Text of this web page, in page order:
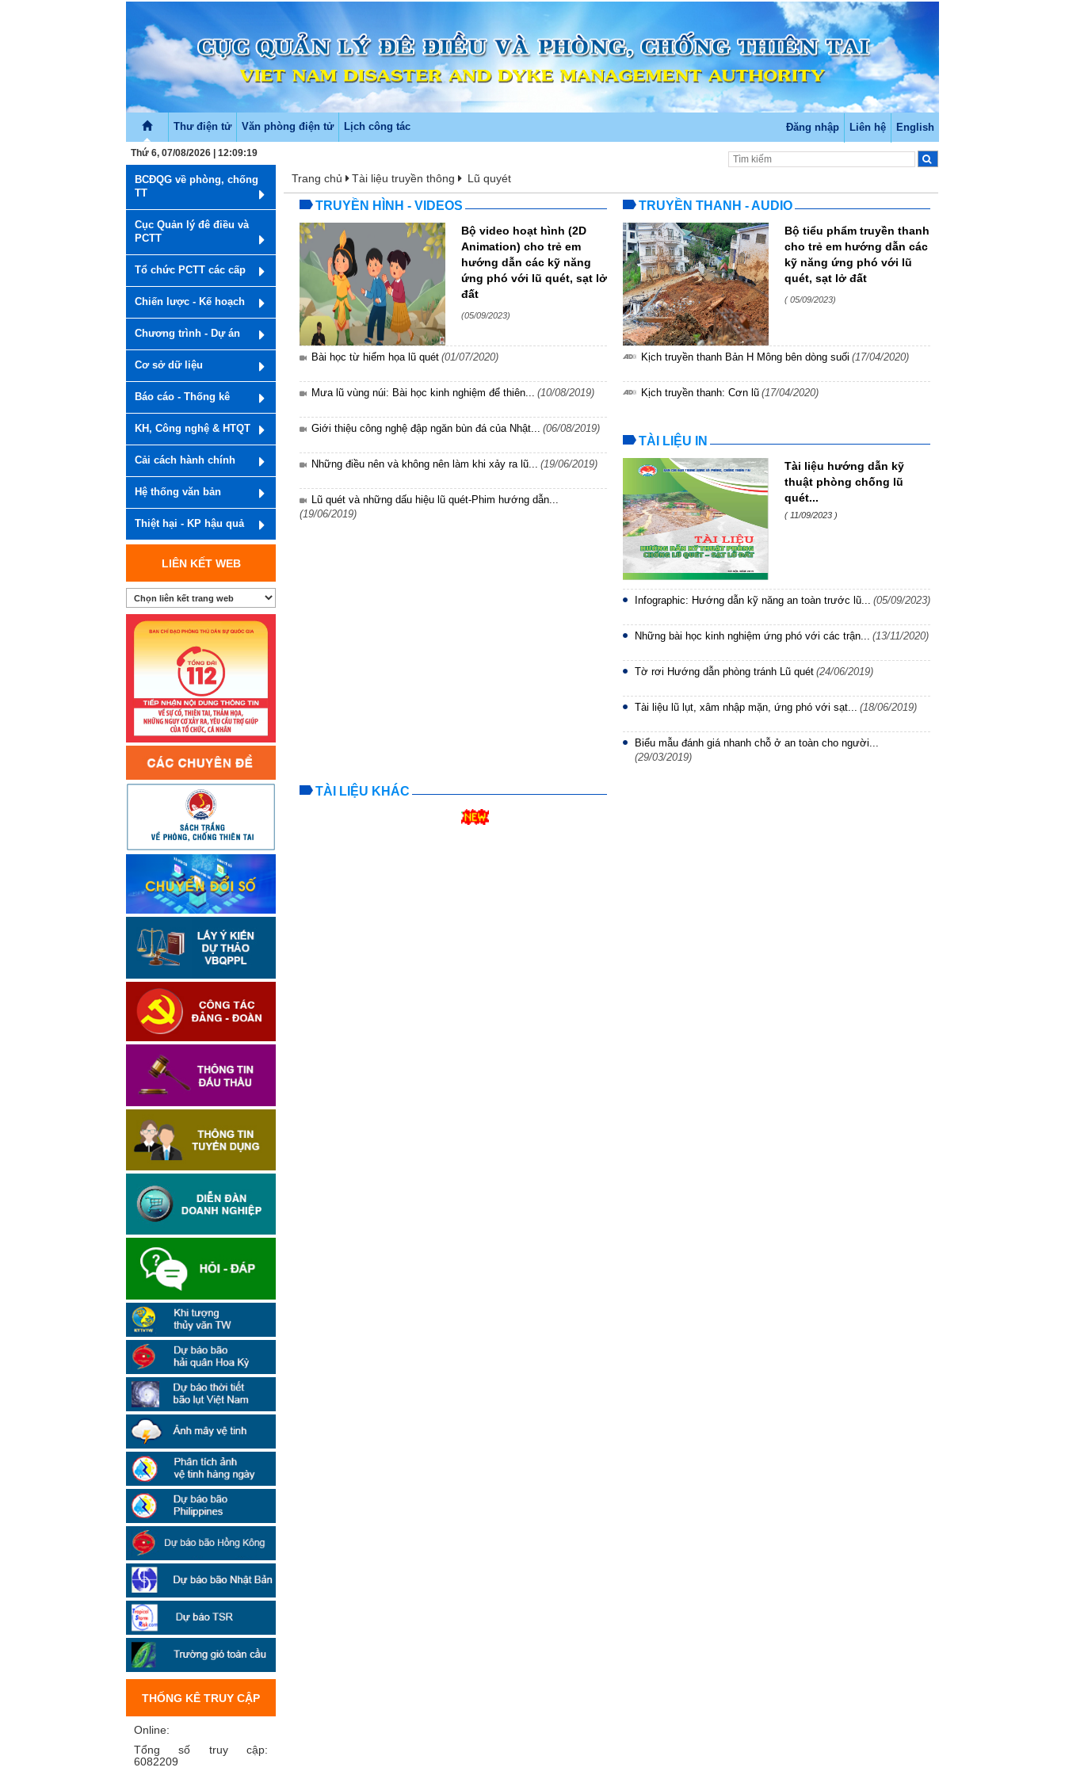
Thư điện tử Văn phòng điện tử Lịch công tác Đăng nhập Liên hệ English
Thứ 6, 07/08/2026 | 12:09:19
BCĐQG về phòng, chống
TT
Cục Quản lý đê điều và
PCTT
Tổ chức PCTT các cấp
Chiến lược - Kế hoạch
Chương trình - Dự án
Cơ sở dữ liệu
Báo cáo - Thống kê
KH, Công nghệ & HTQT
Cải cách hành chính
Hệ thống văn bản
Thiệt hại - KP hậu quả
LIÊN KẾT WEB
THỐNG KÊ TRUY CẬP
Online:
Tổng số truy cập:
6082209
Trang chủ Tài liệu truyền thông Lũ quyét
TRUYỀN HÌNH - VIDEOS
Bộ video hoạt hình (2D
Animation) cho trẻ em
hướng dẫn các kỹ năng
ứng phó với lũ quét, sạt lở
đất
(05/09/2023)
Bài học từ hiểm họa lũ quét (01/07/2020)
Mưa lũ vùng núi: Bài học kinh nghiệm để thiên... (10/08/2019)
Giới thiệu công nghệ đập ngăn bùn đá của Nhật... (06/08/2019)
Những điều nên và không nên làm khi xảy ra lũ... (19/06/2019)
Lũ quét và những dấu hiệu lũ quét-Phim hướng dẫn...
(19/06/2019)
TRUYỀN THANH - AUDIO
Bộ tiểu phẩm truyền thanh
cho trẻ em hướng dẫn các
kỹ năng ứng phó với lũ
quét, sạt lở đất
( 05/09/2023)
Kịch truyền thanh Bản H Mông bên dòng suối (17/04/2020)
Kịch truyền thanh: Cơn lũ (17/04/2020)
TÀI LIỆU IN
Tài liệu hướng dẫn kỹ
thuật phòng chống lũ
quét...
( 11/09/2023 )
Infographic: Hướng dẫn kỹ năng an toàn trước lũ... (05/09/2023)
Những bài học kinh nghiệm ứng phó với các trận... (13/11/2020)
Tờ rơi Hướng dẫn phòng tránh Lũ quét (24/06/2019)
Tài liệu lũ lụt, xâm nhập mặn, ứng phó với sạt... (18/06/2019)
Biểu mẫu đánh giá nhanh chỗ ở an toàn cho người...
(29/03/2019)
TÀI LIỆU KHÁC